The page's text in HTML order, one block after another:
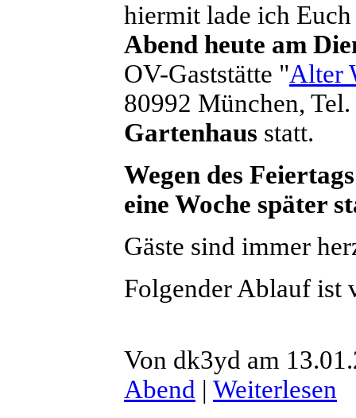
hiermit lade ich
Abend heute am
OV-Gaststätte "Alter
80992 München,
Gartenhaus statt.
Wegen des
eine Woche später
Gäste sind immer
Folgender Ablauf ist
Von dk3yd am
Abend | Weiterlesen